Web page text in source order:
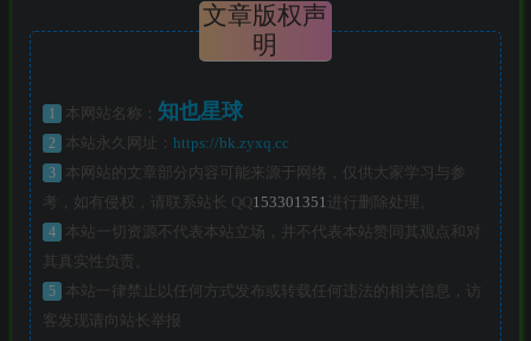
文章版权声
明
1 本网站名称： 知也星球
2 本站永久网址： https://bk.zyxq.cc
3
本网站的文章部分内容可能来源于网络，仅供大家学习与参
考，如有侵权，请联系站长 QQ153301351 进行删除处理。
4
本站一切资源不代表本站立场，并不代表本站赞同其观点和对
其真实性负责。
5
本站一律禁止以任何方式发布或转载任何违法的相关信息，访
客发现请向站长举报